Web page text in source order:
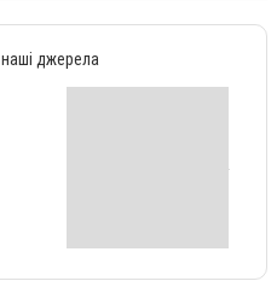
наші джерела